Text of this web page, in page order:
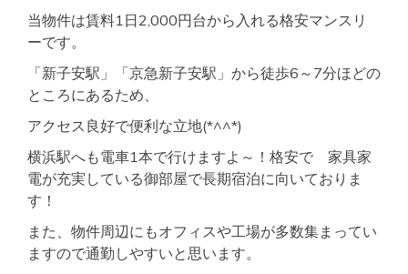
当物件は賃料1日2,000円台から入れる格安マンスリ
ーです。
「新子安駅」「京急新子安駅」から徒歩6～7分ほどの
ところにあるため、
アクセス良好で便利な立地(*^^*)
横浜駅へも電車1本で行けますよ～！格安で 家具家
電が充実している御部屋で長期宿泊に向いておりま
す！
また、物件周辺にもオフィスや工場が多数集まってい
ますので通勤しやすいと思います。